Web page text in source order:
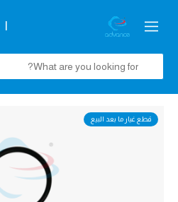
قطع غيار ما بعد البيع